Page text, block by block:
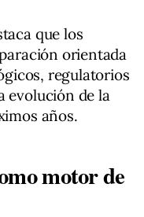
que los
orientada
regulatorios
evolución de la
años.
motor de